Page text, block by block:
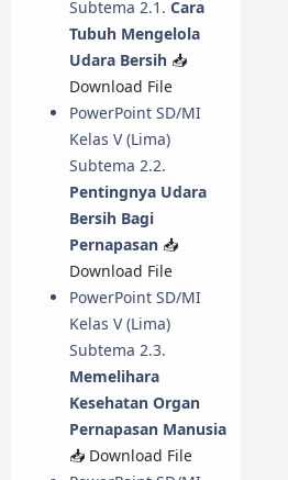
Subtema 2.1. Cara
Tubuh Mengelola
Udara Bersih 📥
Download File
PowerPoint SD/MI
Kelas V (Lima)
Subtema 2.2.
Pentingnya Udara
Bersih Bagi
Pernapasan 📥
Download File
PowerPoint SD/MI
Kelas V (Lima)
Subtema 2.3.
Memelihara
Kesehatan Organ
Pernapasan Manusia
📥 Download File